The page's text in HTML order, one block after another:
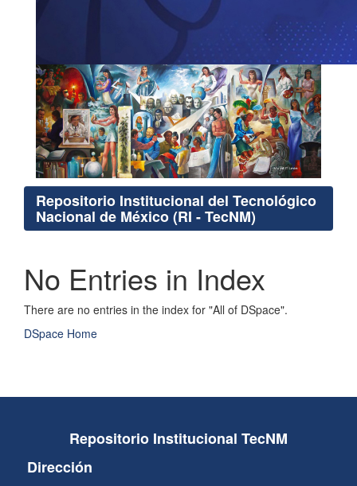
Repositorio Institucional del Tecnológico
Nacional de México (RI - TecNM)
No Entries in Index
There are no entries in the index for "All of DSpace".
DSpace Home
Repositorio Institucional TecNM
Dirección